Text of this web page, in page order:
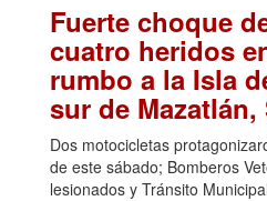
Fuerte choque
cuatro heridos
rumbo a la Isla
sur de
Dos motocicletas
de este sábado; Bomberos
lesionados y Tránsito